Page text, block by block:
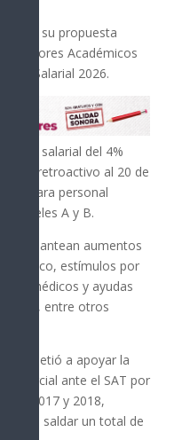
su propuesta
Académicos
Salarial 2026.
salarial del 4%
retroactivo al 20 de
para personal
niveles A y B.
se plantean aumentos
estímulos por
médicos y ayudas
entre otros
a apoyar la
parcial ante el SAT por
2017 y 2018,
para saldar un total de